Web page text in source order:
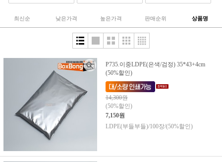
최신순 낮은가격 높은가격 판매순위 상품명
P735.이중LDPE(은색/검정) 35*43+4cm
(50%할인)
14,300원
(50%할인)
7,150원
LDPE(부들부들)/100장/(50%할인)